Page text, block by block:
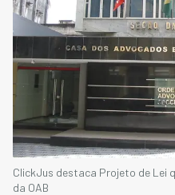
ClickJus destaca Projeto de Lei
da OAB